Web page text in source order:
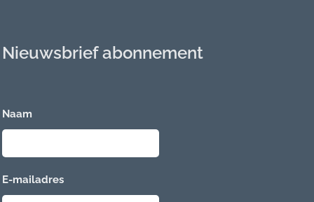
Nieuwsbrief abonnement
Naam
E-mailadres